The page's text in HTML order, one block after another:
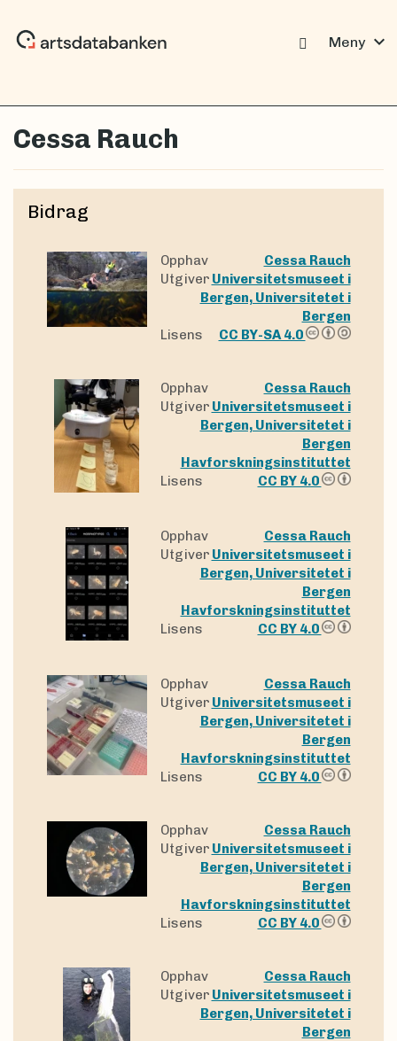
Meny expand_more
Cessa Rauch
Bidrag
Opphav
Cessa Rauch
Utgiver Universitetsmuseet i
Bergen, Universitetet i
Bergen
Lisens
CC BY-SA 4.0
Opphav
Cessa Rauch
Utgiver Universitetsmuseet i
Bergen, Universitetet i
Bergen
Havforskningsinstituttet
Lisens
CC BY 4.0
Opphav
Cessa Rauch
Utgiver Universitetsmuseet i
Bergen, Universitetet i
Bergen
Havforskningsinstituttet
Lisens
CC BY 4.0
Opphav
Cessa Rauch
Utgiver Universitetsmuseet i
Bergen, Universitetet i
Bergen
Havforskningsinstituttet
Lisens
CC BY 4.0
Opphav
Cessa Rauch
Utgiver Universitetsmuseet i
Bergen, Universitetet i
Bergen
Havforskningsinstituttet
Lisens
CC BY 4.0
Opphav
Cessa Rauch
Utgiver Universitetsmuseet i
Bergen, Universitetet i
Bergen